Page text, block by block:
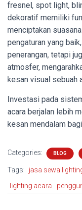
fresnel, spot light,
dekoratif memiliki
menciptakan
pengaturan yang
penerangan, tetapi
atmosfer,
kesan visual sebuah
Investasi pada
acara berjalan lebih
kesan mendalam
Categories: BLOG
Tags: jasa sewa
lighting acara